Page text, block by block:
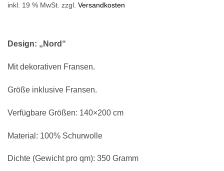
inkl. 19 % MwSt. zzgl. Versandkosten
Design: „Nord“
Mit dekorativen Fransen.
Größe inklusive Fransen.
Verfügbare Größen: 140×200 cm
Material: 100% Schurwolle
Dichte (Gewicht pro qm): 350 Gramm